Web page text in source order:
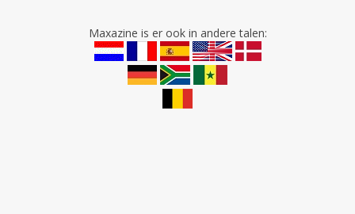
Maxazine is er ook in andere talen: